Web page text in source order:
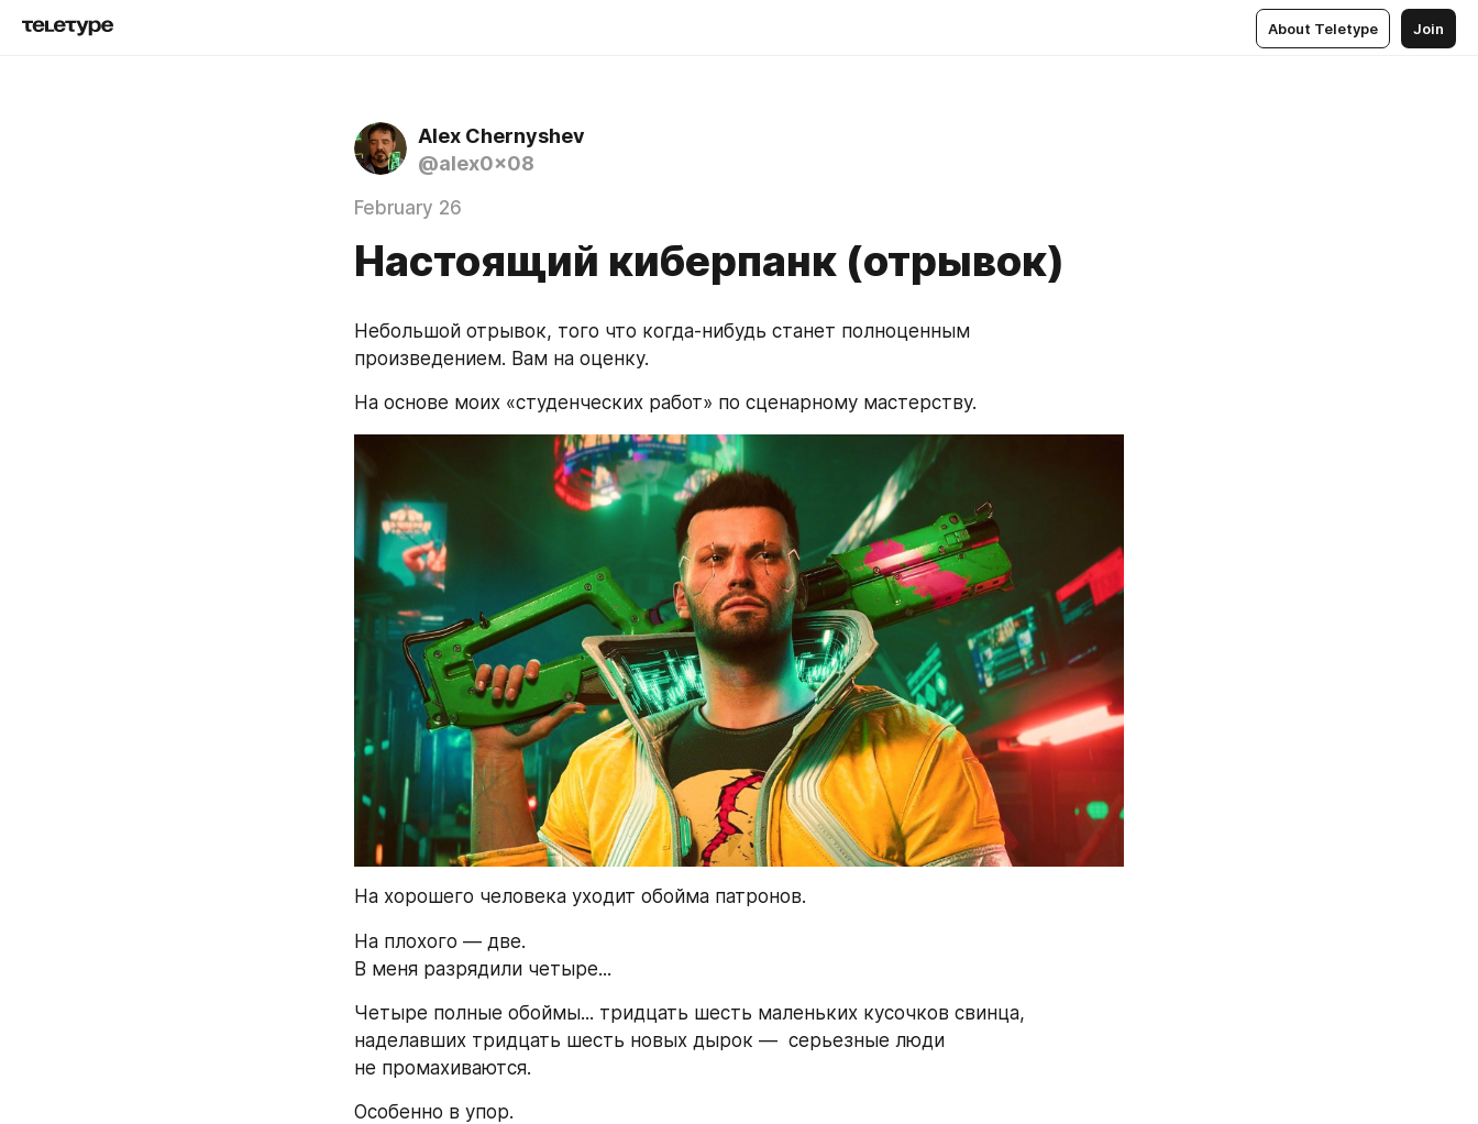
About Teletype Join
Alex Chernyshev
@alex0x08
February 26
Настоящий киберпанк (отрывок)
Небольшой отрывок, того что когда-нибудь станет полноценным
произведением. Вам на оценку.
На основе моих «студенческих работ» по сценарному мастерству.
На хорошего человека уходит обойма патронов.
На плохого — две.
В меня разрядили четыре...
Четыре полные обоймы... тридцать шесть маленьких кусочков свинца,
наделавших тридцать шесть новых дырок —  серьезные люди
не промахиваются.
Особенно в упор.